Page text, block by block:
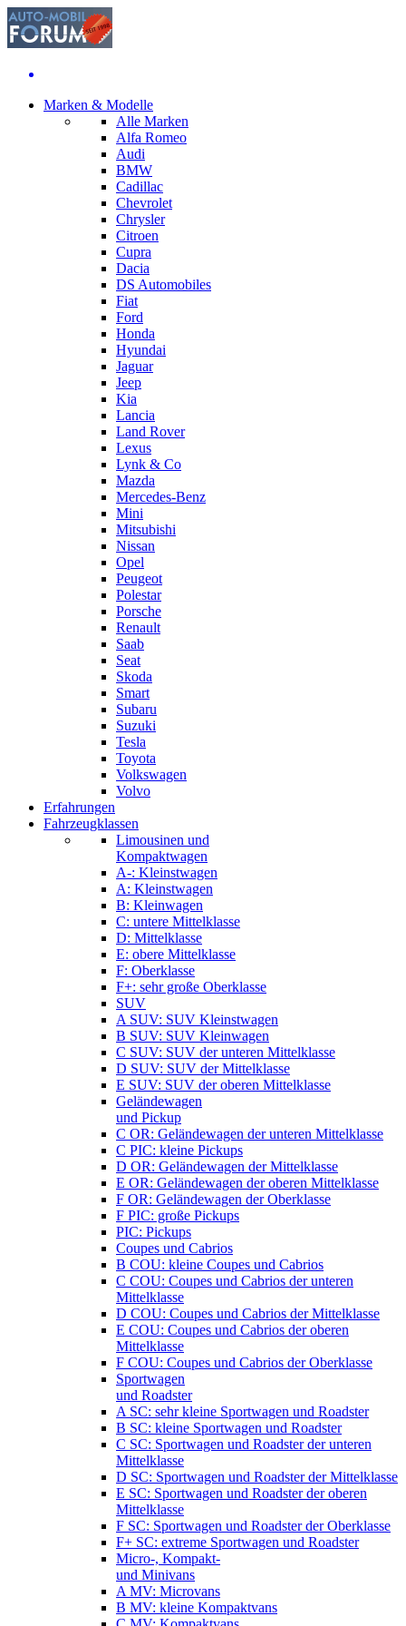
Marken & Modelle
Alle Marken
Alfa Romeo
Audi
BMW
Cadillac
Chevrolet
Chrysler
Citroen
Cupra
Dacia
DS Automobiles
Fiat
Ford
Honda
Hyundai
Jaguar
Jeep
Kia
Lancia
Land Rover
Lexus
Lynk & Co
Mazda
Mercedes-Benz
Mini
Mitsubishi
Nissan
Opel
Peugeot
Polestar
Porsche
Renault
Saab
Seat
Skoda
Smart
Subaru
Suzuki
Tesla
Toyota
Volkswagen
Volvo
Erfahrungen
Fahrzeugklassen
Limousinen und
Kompaktwagen
A-: Kleinstwagen
A: Kleinstwagen
B: Kleinwagen
C: untere Mittelklasse
D: Mittelklasse
E: obere Mittelklasse
F: Oberklasse
F+: sehr große Oberklasse
SUV
A SUV: SUV Kleinstwagen
B SUV: SUV Kleinwagen
C SUV: SUV der unteren Mittelklasse
D SUV: SUV der Mittelklasse
E SUV: SUV der oberen Mittelklasse
Geländewagen
und Pickup
C OR: Geländewagen der unteren Mittelklasse
C PIC: kleine Pickups
D OR: Geländewagen der Mittelklasse
E OR: Geländewagen der oberen Mittelklasse
F OR: Geländewagen der Oberklasse
F PIC: große Pickups
PIC: Pickups
Coupes und Cabrios
B COU: kleine Coupes und Cabrios
C COU: Coupes und Cabrios der unteren
Mittelklasse
D COU: Coupes und Cabrios der Mittelklasse
E COU: Coupes und Cabrios der oberen
Mittelklasse
F COU: Coupes und Cabrios der Oberklasse
Sportwagen
und Roadster
A SC: sehr kleine Sportwagen und Roadster
B SC: kleine Sportwagen und Roadster
C SC: Sportwagen und Roadster der unteren
Mittelklasse
D SC: Sportwagen und Roadster der Mittelklasse
E SC: Sportwagen und Roadster der oberen
Mittelklasse
F SC: Sportwagen und Roadster der Oberklasse
F+ SC: extreme Sportwagen und Roadster
Micro-, Kompakt-
und Minivans
A MV: Microvans
B MV: kleine Kompaktvans